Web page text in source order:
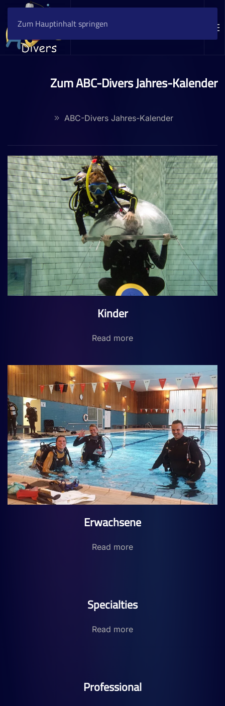
Zum Hauptinhalt springen
Zum ABC-Divers Jahres-Kalender
ABC-Divers Jahres-Kalender
Kinder
Read more
Erwachsene
Read more
Specialties
Read more
Professional